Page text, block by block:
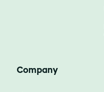
Company